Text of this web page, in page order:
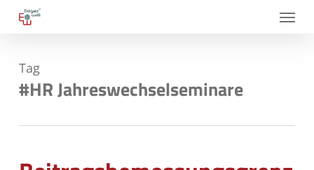
Skip
content
Menu
Tag
#HR Jahreswechselseminare